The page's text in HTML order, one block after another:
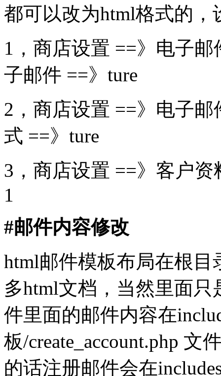
都可以改为html格式的，
1，商店设置 ==》电子
子邮件 ==》ture
2，商店设置 ==》电子
式 ==》ture
3，商店设置 ==》客户
1
#邮件内容修改
html邮件模板布局在根目
多html文档，当然里面
件里面的邮件内容在
板/create_account.php
的话注册邮件会在